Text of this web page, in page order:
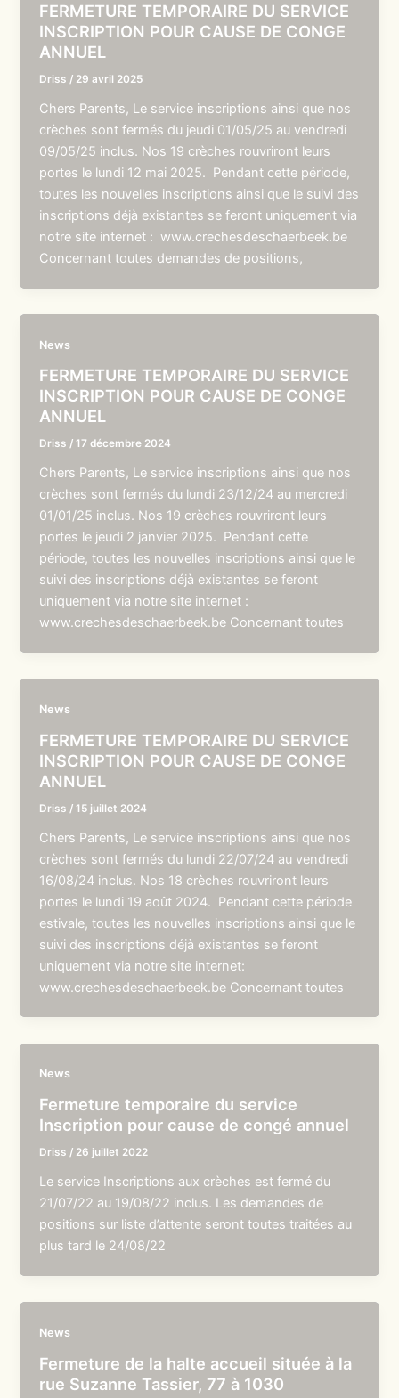
FERMETURE TEMPORAIRE DU SERVICE
INSCRIPTION POUR CAUSE DE CONGE
ANNUEL
Driss / 29 avril 2025
Chers Parents, Le service inscriptions ainsi que nos
crèches sont fermés du jeudi 01/05/25 au vendredi
09/05/25 inclus. Nos 19 crèches rouvriront leurs
portes le lundi 12 mai 2025. Pendant cette période,
toutes les nouvelles inscriptions ainsi que le suivi des
inscriptions déjà existantes se feront uniquement via
notre site internet : www.crechesdeschaerbeek.be
Concernant toutes demandes de positions,
News
FERMETURE TEMPORAIRE DU SERVICE
INSCRIPTION POUR CAUSE DE CONGE
ANNUEL
Driss /17 décembre 2024
Chers Parents, Le service inscriptions ainsi que nos
crèches sont fermés du lundi 23/12/24 au mercredi
01/01/25 inclus. Nos 19 crèches rouvriront leurs
portes le jeudi 2 janvier 2025. Pendant cette
période, toutes les nouvelles inscriptions ainsi que le
suivi des inscriptions déjà existantes se feront
uniquement via notre site internet :
www.crechesdeschaerbeek.be Concernant toutes
News
FERMETURE TEMPORAIRE DU SERVICE
INSCRIPTION POUR CAUSE DE CONGE
ANNUEL
Driss /15 juillet 2024
Chers Parents, Le service inscriptions ainsi que nos
crèches sont fermés du lundi 22/07/24 au vendredi
16/08/24 inclus. Nos 18 crèches rouvriront leurs
portes le lundi 19 août 2024. Pendant cette période
estivale, toutes les nouvelles inscriptions ainsi que le
suivi des inscriptions déjà existantes se feront
uniquement via notre site internet:
www.crechesdeschaerbeek.be Concernant toutes
News
Fermeture temporaire du service
Inscription pour cause de congé annuel
Driss / 26 juillet 2022
Le service Inscriptions aux crèches est fermé du
21/07/22 au 19/08/22 inclus. Les demandes de
positions sur liste d’attente seront toutes traitées au
plus tard le 24/08/22
News
Fermeture de la halte accueil située à la
rue Suzanne Tassier, 77 à 1030